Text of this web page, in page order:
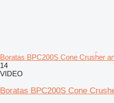
Boratas BPC200S Cone Crusher
14
VIDEO
Boratas BPC200S Cone